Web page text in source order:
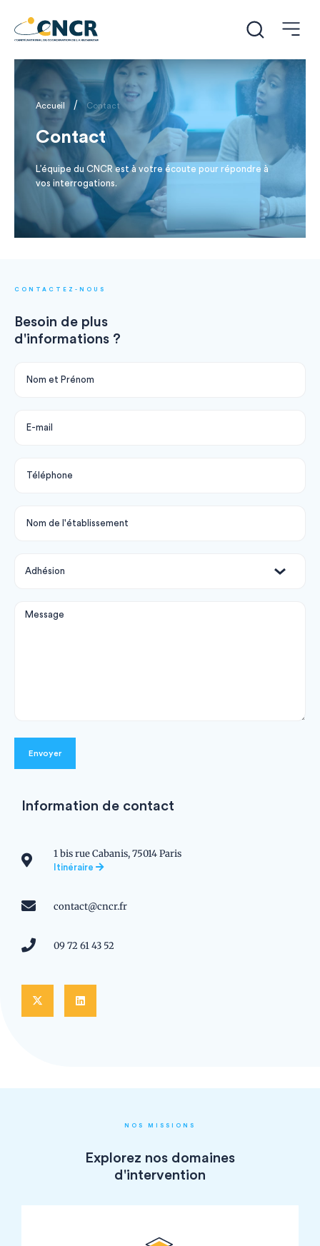
Accueil / Contact
Contact
L’équipe du CNCR est à votre écoute pour répondre à
vos interrogations.
CONTACTEZ-NOUS
Besoin de plus
d'informations ?
Envoyer
Information de contact
1 bis rue Cabanis, 75014 Paris
Itinéraire
contact@cncr.fr
09 72 61 43 52
NOS MISSIONS
Explorez nos domaines
d'intervention